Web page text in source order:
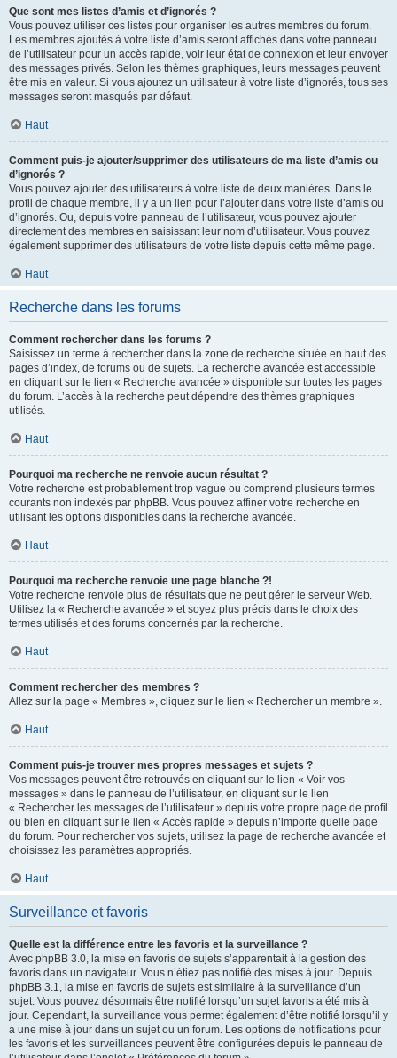
Que sont mes listes d’amis et d’ignorés ?
Vous pouvez utiliser ces listes pour organiser les autres membres du forum.
Les membres ajoutés à votre liste d’amis seront affichés dans votre panneau
de l’utilisateur pour un accès rapide, voir leur état de connexion et leur envoyer
des messages privés. Selon les thèmes graphiques, leurs messages peuvent
être mis en valeur. Si vous ajoutez un utilisateur à votre liste d’ignorés, tous ses
messages seront masqués par défaut.
Haut
Comment puis-je ajouter/supprimer des utilisateurs de ma liste d’amis ou
d’ignorés ?
Vous pouvez ajouter des utilisateurs à votre liste de deux manières. Dans le
profil de chaque membre, il y a un lien pour l’ajouter dans votre liste d’amis ou
d’ignorés. Ou, depuis votre panneau de l’utilisateur, vous pouvez ajouter
directement des membres en saisissant leur nom d’utilisateur. Vous pouvez
également supprimer des utilisateurs de votre liste depuis cette même page.
Haut
Recherche dans les forums
Comment rechercher dans les forums ?
Saisissez un terme à rechercher dans la zone de recherche située en haut des
pages d’index, de forums ou de sujets. La recherche avancée est accessible
en cliquant sur le lien « Recherche avancée » disponible sur toutes les pages
du forum. L’accès à la recherche peut dépendre des thèmes graphiques
utilisés.
Haut
Pourquoi ma recherche ne renvoie aucun résultat ?
Votre recherche est probablement trop vague ou comprend plusieurs termes
courants non indexés par phpBB. Vous pouvez affiner votre recherche en
utilisant les options disponibles dans la recherche avancée.
Haut
Pourquoi ma recherche renvoie une page blanche ?!
Votre recherche renvoie plus de résultats que ne peut gérer le serveur Web.
Utilisez la « Recherche avancée » et soyez plus précis dans le choix des
termes utilisés et des forums concernés par la recherche.
Haut
Comment rechercher des membres ?
Allez sur la page « Membres », cliquez sur le lien « Rechercher un membre ».
Haut
Comment puis-je trouver mes propres messages et sujets ?
Vos messages peuvent être retrouvés en cliquant sur le lien « Voir vos
messages » dans le panneau de l’utilisateur, en cliquant sur le lien
« Rechercher les messages de l’utilisateur » depuis votre propre page de profil
ou bien en cliquant sur le lien « Accès rapide » depuis n’importe quelle page
du forum. Pour rechercher vos sujets, utilisez la page de recherche avancée et
choisissez les paramètres appropriés.
Haut
Surveillance et favoris
Quelle est la différence entre les favoris et la surveillance ?
Avec phpBB 3.0, la mise en favoris de sujets s’apparentait à la gestion des
favoris dans un navigateur. Vous n’étiez pas notifié des mises à jour. Depuis
phpBB 3.1, la mise en favoris de sujets est similaire à la surveillance d’un
sujet. Vous pouvez désormais être notifié lorsqu’un sujet favoris a été mis à
jour. Cependant, la surveillance vous permet également d’être notifié lorsqu’il y
a une mise à jour dans un sujet ou un forum. Les options de notifications pour
les favoris et les surveillances peuvent être configurées depuis le panneau de